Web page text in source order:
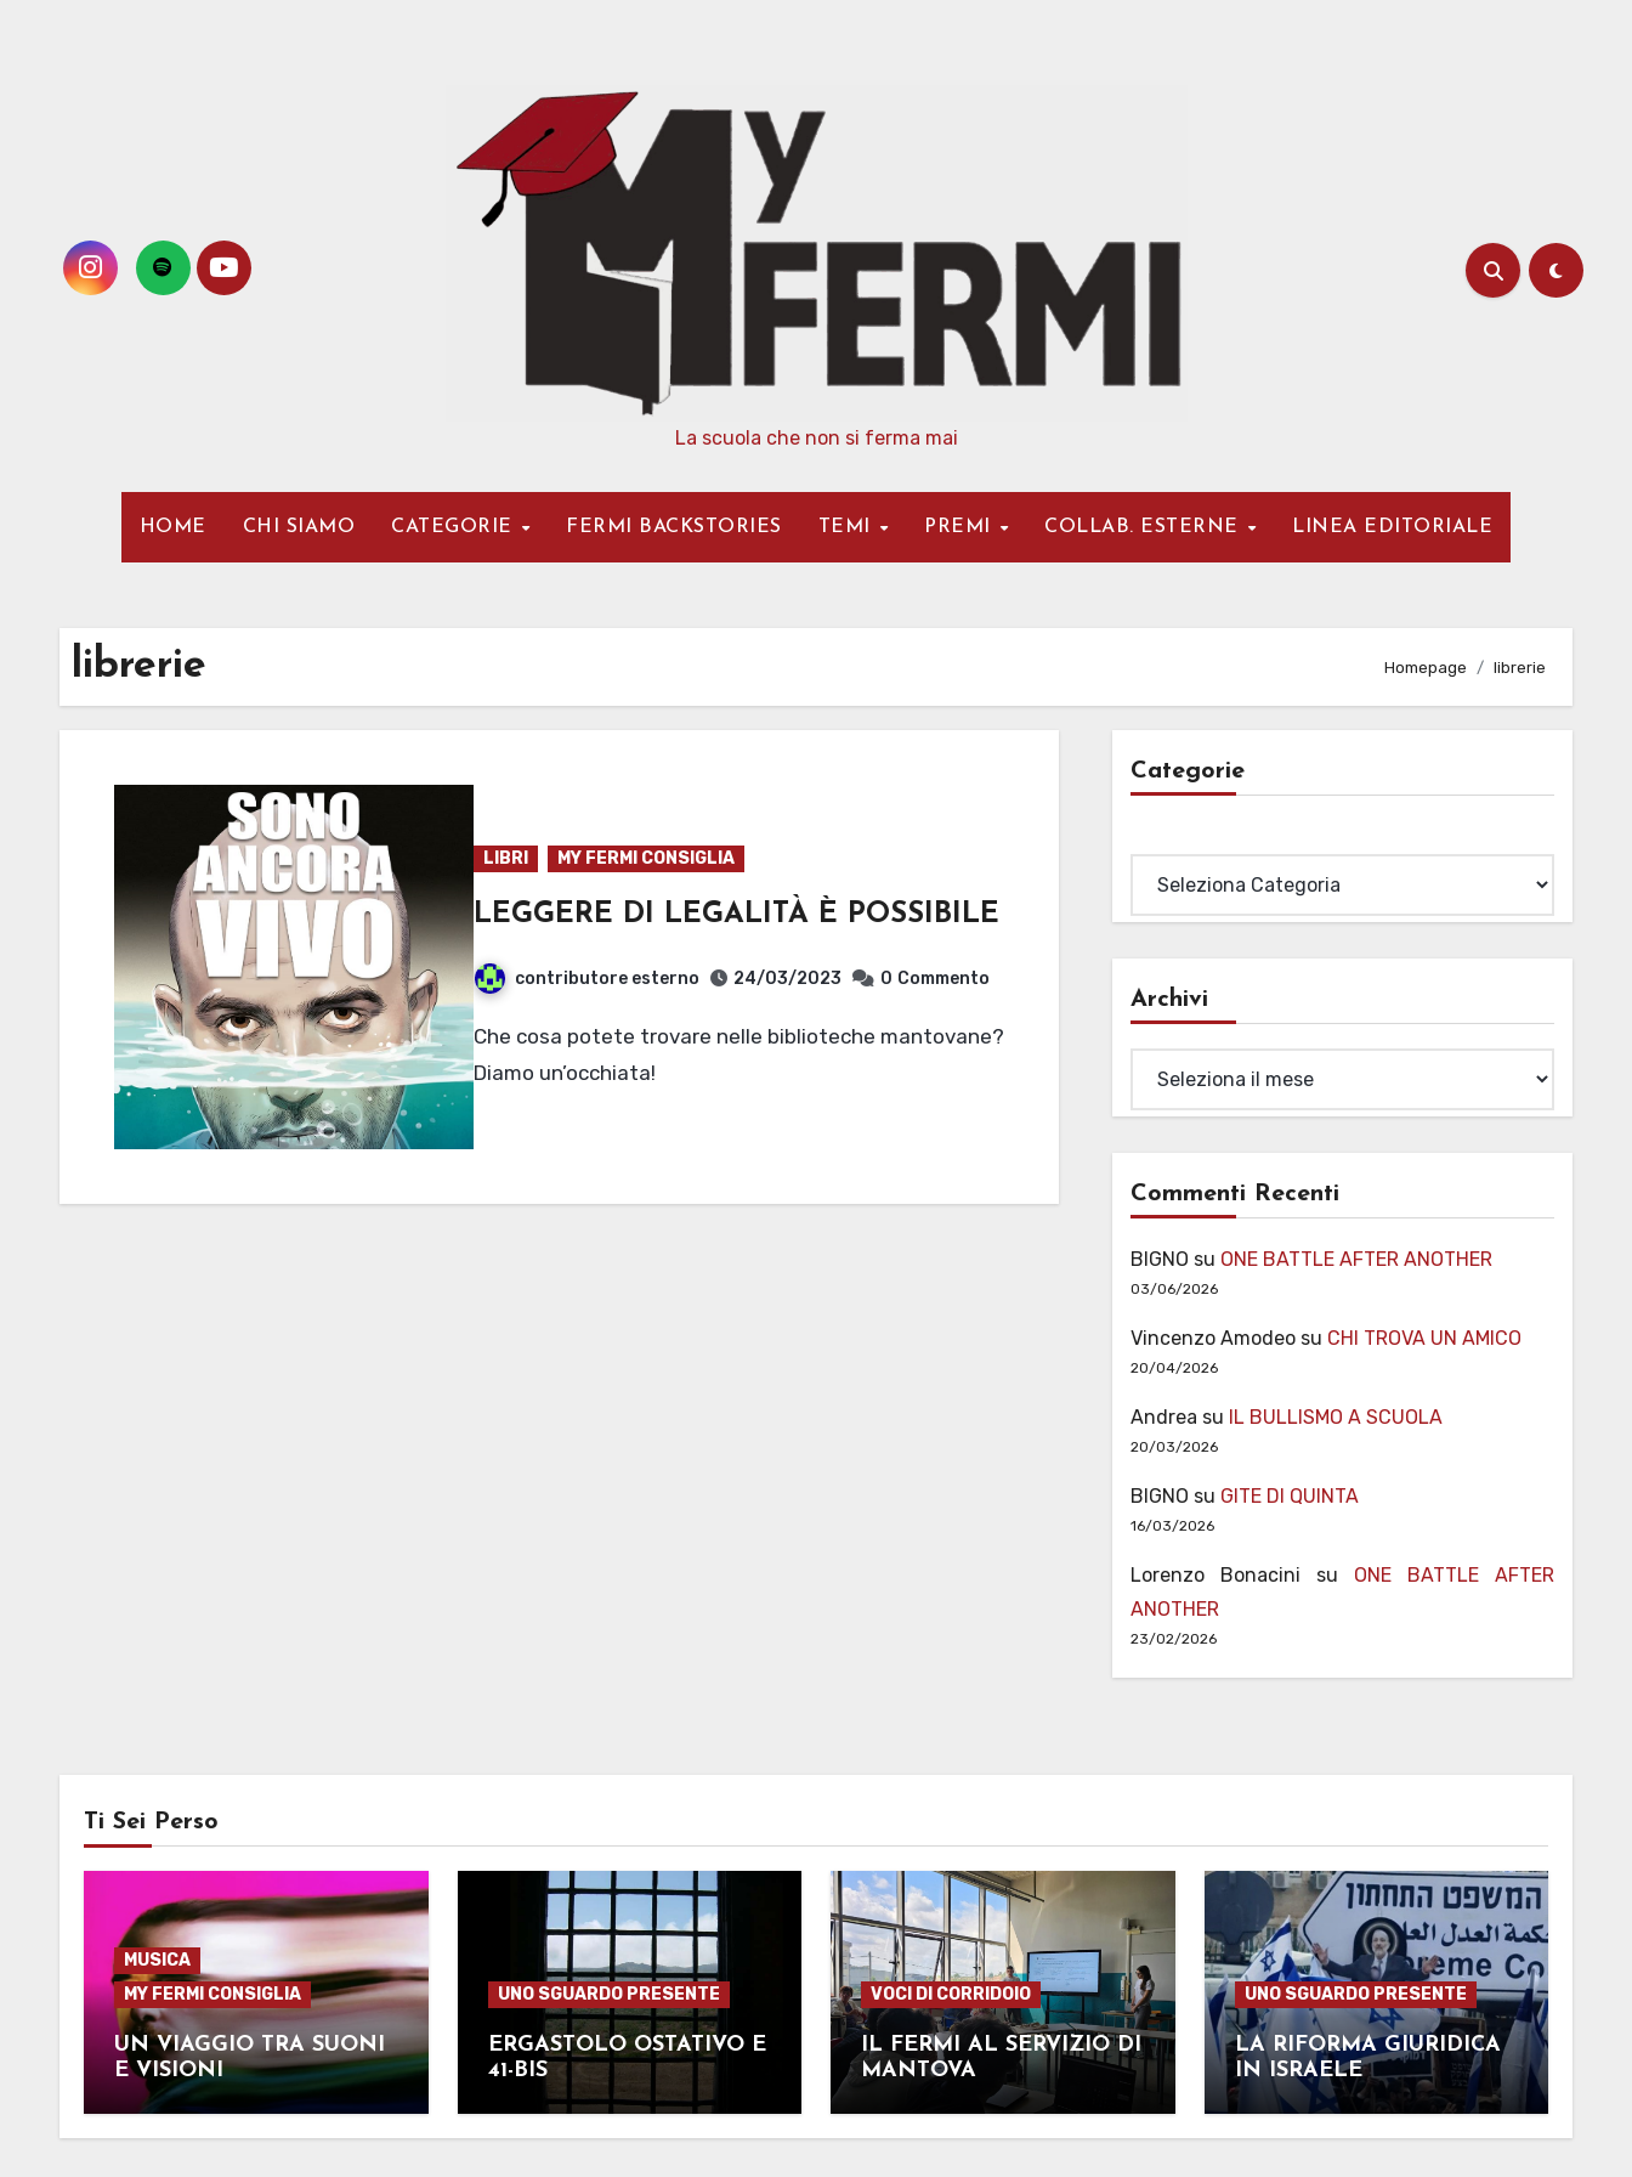
La scuola che non si ferma mai
HOME CHI SIAMO CATEGORIE FERMI BACKSTORIES TEMI PREMI COLLAB. ESTERNE LINEA EDITORIALE
librerie Homepage librerie
LIBRI MY FERMI CONSIGLIA
LEGGERE DI LEGALITÀ È POSSIBILE
contributore esterno 24/03/2023 0 Commento
Che cosa potete trovare nelle biblioteche mantovane?
Diamo un’occhiata!
Categorie
Archivi
Commenti Recenti
BIGNO su ONE BATTLE AFTER ANOTHER
03/06/2026
Vincenzo Amodeosu CHI TROVA UN AMICO
20/04/2026
Andrea su IL BULLISMO A SCUOLA
20/03/2026
BIGNO su GITE DI QUINTA
16/03/2026
Lorenzo Bonacini su ONE BATTLE AFTER
ANOTHER
23/02/2026
Ti Sei Perso
MUSICA
MY FERMI CONSIGLIA
UN VIAGGIO TRA SUONI
E VISIONI
UNO SGUARDO PRESENTE
ERGASTOLO OSTATIVO E
41-BIS
VOCI DI CORRIDOIO
IL FERMI AL SERVIZIO DI
MANTOVA
UNO SGUARDO PRESENTE
LA RIFORMA GIURIDICA
IN ISRAELE